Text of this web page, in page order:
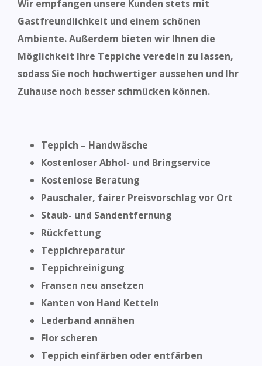
Wir empfangen unsere Kunden stets mit
Gastfreundlichkeit und einem schönen
Ambiente. Außerdem bieten wir Ihnen die
Möglichkeit Ihre Teppiche veredeln zu lassen,
sodass Sie noch hochwertiger aussehen und Ihr
Zuhause noch besser schmücken können.
Teppich – Handwäsche
Kostenloser Abhol- und Bringservice
Kostenlose Beratung
Pauschaler, fairer Preisvorschlag vor Ort
Staub- und Sandentfernung
Rückfettung
Teppichreparatur
Teppichreinigung
Fransen neu ansetzen
Kanten von Hand Ketteln
Lederband annähen
Flor scheren
Teppich einfärben oder entfärben